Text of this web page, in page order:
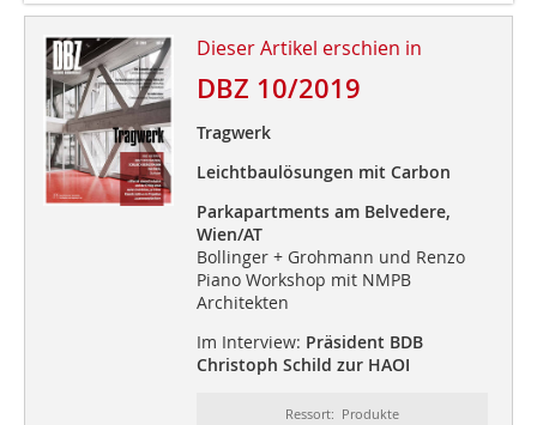
Dieser Artikel erschien in
DBZ 10/2019
Tragwerk
Leichtbaulösungen mit Carbon
Parkapartments am Belvedere,
Wien/AT
Bollinger + Grohmann und Renzo
Piano Workshop mit NMPB
Architekten
Im Interview: Präsident BDB
Christoph Schild zur HAOI
Ressort: Produkte